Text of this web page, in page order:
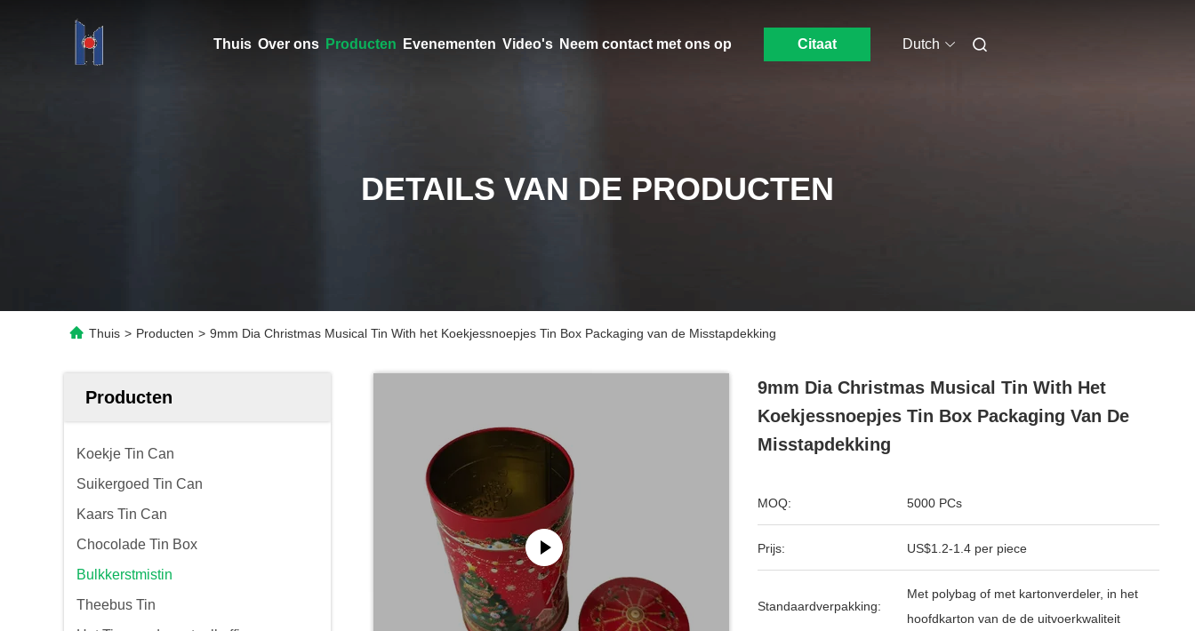
Thuis Over ons Producten Evenementen Video's Neem contact met ons op Citaat Dutch
DETAILS VAN DE PRODUCTEN
Thuis > Producten > 9mm Dia Christmas Musical Tin With het Koekjessnoepjes Tin Box Packaging van de Misstapdekking
Producten
Koekje Tin Can
Suikergoed Tin Can
Kaars Tin Can
Chocolade Tin Box
Bulkkerstmistin
Theebus Tin
9mm Dia Christmas Musical Tin With Het
Koekjessnoepjes Tin Box Packaging Van De
Misstapdekking
MOQ: 5000 PCs
Prijs: US$1.2-1.4 per piece
Standaardverpakking:
Met polybag of met kartonverdeler, in het
hoofdkarton van de de uitvoerkwaliteit